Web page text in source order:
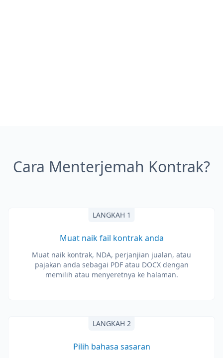
Cara Menterjemah Kontrak?
LANGKAH 1
Muat naik fail kontrak anda
Muat naik kontrak, NDA, perjanjian jualan, atau
pajakan anda sebagai PDF atau DOCX dengan
memilih atau menyeretnya ke halaman.
LANGKAH 2
Pilih bahasa sasaran